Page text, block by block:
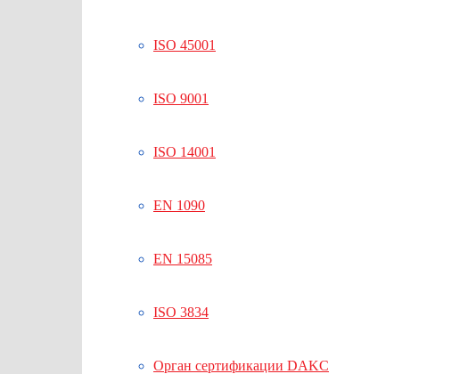
ISO 45001
ISO 9001
ISO 14001
EN 1090
EN 15085
ISO 3834
Орган сертификации DAKC